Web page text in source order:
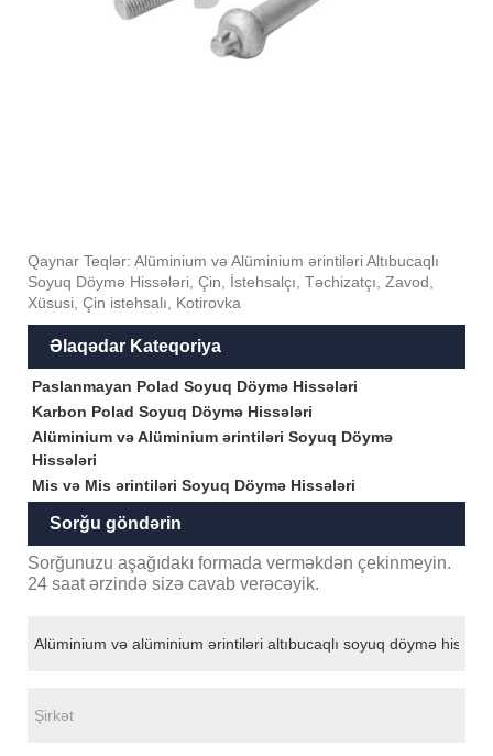
Qaynar Teqlər: Alüminium və Alüminium ərintiləri Altıbucaqlı
Soyuq Döymə Hissələri, Çin, İstehsalçı, Təchizatçı, Zavod,
Xüsusi, Çin istehsalı, Kotirovka
Əlaqədar Kateqoriya
Paslanmayan Polad Soyuq Döymə Hissələri
Karbon Polad Soyuq Döymə Hissələri
Alüminium və Alüminium ərintiləri Soyuq Döymə
Hissələri
Mis və Mis ərintiləri Soyuq Döymə Hissələri
Sorğu göndərin
Sorğunuzu aşağıdakı formada verməkdən çekinmeyin.
24 saat ərzində sizə cavab verəcəyik.